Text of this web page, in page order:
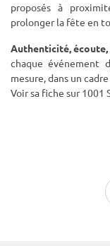
proposés à
prolonger la fête en
Authenticité,
chaque événement
mesure, dans un
Voir sa fiche sur 1001